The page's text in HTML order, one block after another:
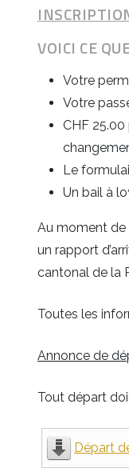
VOICI CE
Votre
Votre
CHF 25.00
Le
Un bail à
Au moment de
un rapport
cantonal de la
Toutes les
Annonce de
Tout départ
Départ